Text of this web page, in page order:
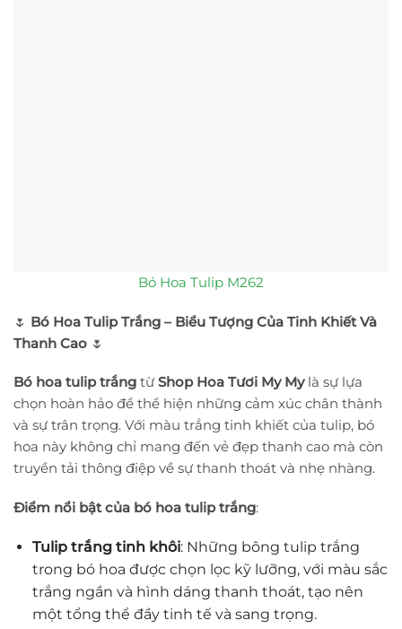
Bó Hoa Tulip M262
🌷 Bó Hoa Tulip Trắng – Biểu Tượng Của Tinh Khiết Và
Thanh Cao 🌷
Bó hoa tulip trắng từ Shop Hoa Tươi My Mylà sự lựa
chọn hoàn hảo để thể hiện những cảm xúc chân thành
và sự trân trọng. Với màu trắng tinh khiết của tulip, bó
hoa này không chỉ mang đến vẻ đẹp thanh cao mà còn
truyền tải thông điệp về sự thanh thoát và nhẹ nhàng.
Điểm nổi bật của bó hoa tulip trắng:
Tulip trắng tinh khôi: Những bông tulip trắng
trong bó hoa được chọn lọc kỹ lưỡng, với màu sắc
trắng ngần và hình dáng thanh thoát, tạo nên
một tổng thể đầy tinh tế và sang trọng.